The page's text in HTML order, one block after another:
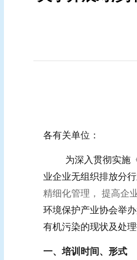
各有关单位：
为深入贯彻实施
业企业无组织排放分
精细化管理， 提高企
环境保护产业协会举
有机污染的现状及处
一、培训时间 、 形式